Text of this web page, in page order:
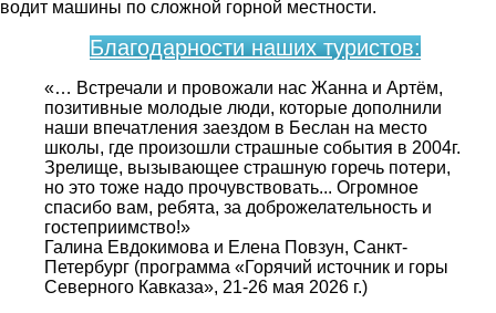
водит машины по сложной горной местности.
Благодарности наших туристов:
«… Встречали и провожали нас Жанна и Артём,
позитивные молодые люди, которые дополнили
наши впечатления заездом в Беслан на место
школы, где произошли страшные события в 2004г.
Зрелище, вызывающее страшную горечь потери,
но это тоже надо прочувствовать... Огромное
спасибо вам, ребята, за доброжелательность и
гостеприимство!»
Галина Евдокимова и Елена Повзун, Санкт-
Петербург (программа «Горячий источник и горы
Северного Кавказа», 21-26 мая 2026 г.)